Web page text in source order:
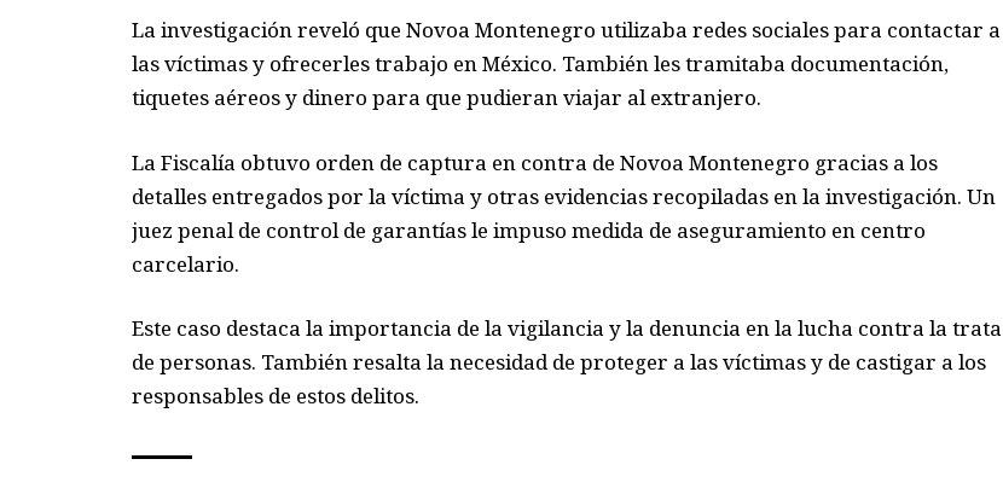
La investigación reveló que Novoa Montenegro utilizaba redes sociales para contactar a
las víctimas y ofrecerles trabajo en México. También les tramitaba documentación,
tiquetes aéreos y dinero para que pudieran viajar al extranjero.
La Fiscalía obtuvo orden de captura en contra de Novoa Montenegro gracias a los
detalles entregados por la víctima y otras evidencias recopiladas en la investigación. Un
juez penal de control de garantías le impuso medida de aseguramiento en centro
carcelario.
Este caso destaca la importancia de la vigilancia y la denuncia en la lucha contra la trata
de personas. También resalta la necesidad de proteger a las víctimas y de castigar a los
responsables de estos delitos.